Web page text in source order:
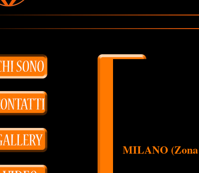
MILANO